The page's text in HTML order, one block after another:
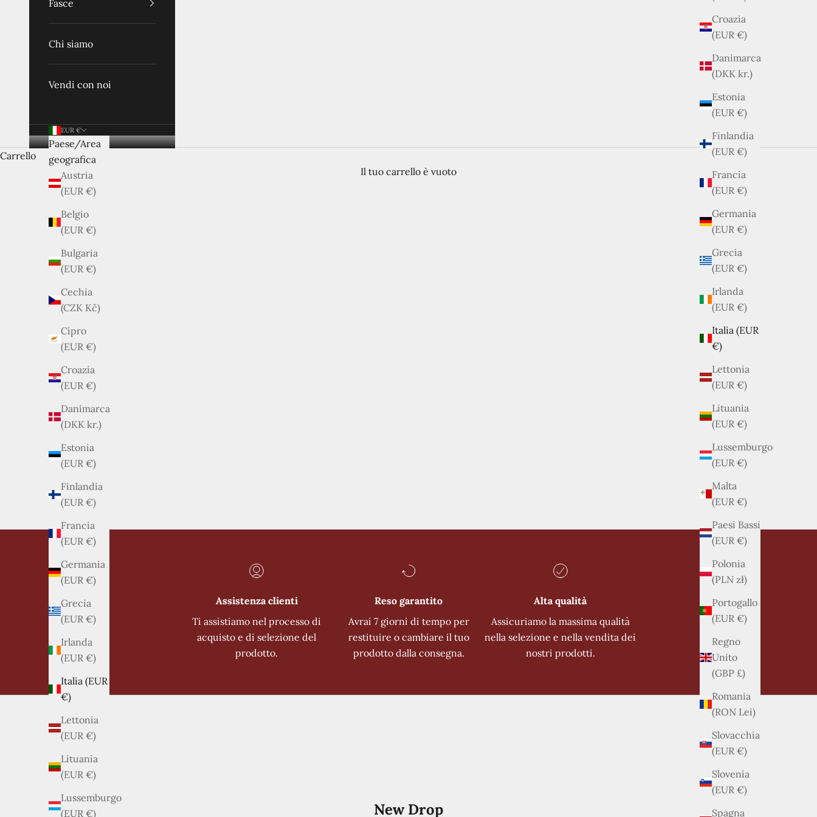
Croazia
(EUR €)
Danimarca
(DKK kr.)
Estonia
(EUR €)
Finlandia
(EUR €)
Francia
(EUR €)
Germania
(EUR €)
Grecia
(EUR €)
Irlanda
(EUR €)
Italia (EUR
€)
Lettonia
(EUR €)
Lituania
(EUR €)
Lussemburgo
(EUR €)
Malta
(EUR €)
Paesi Bassi
(EUR €)
Polonia
(PLN zł)
Portogallo
(EUR €)
Regno
Unito
(GBP £)
Romania
(RON Lei)
Slovacchia
(EUR €)
Slovenia
(EUR €)
Spagna
Fasce
Chi siamo
Vendi con noi
EUR €
Paese/Area
geografica
Austria
(EUR €)
Belgio
(EUR €)
Bulgaria
(EUR €)
Cechia
(CZK Kč)
Cipro
(EUR €)
Croazia
(EUR €)
Danimarca
(DKK kr.)
Estonia
(EUR €)
Finlandia
(EUR €)
Francia
(EUR €)
Germania
(EUR €)
Grecia
(EUR €)
Irlanda
(EUR €)
Italia (EUR
€)
Lettonia
(EUR €)
Lituania
(EUR €)
Lussemburgo
(EUR €)
Carrello
Il tuo carrello è vuoto
Ogni pezzo è accuratamente verificato e selezionato: diamo valore alla sostenibilità senza rinunciare al prestigio delle grandi maison. Acquistare preloved significa
Assistenza clienti
Ti assistiamo nel processo di
acquisto e di selezione del
prodotto.
Reso garantito
Avrai 7 giorni di tempo per
restituire o cambiare il tuo
prodotto dalla consegna.
Alta qualità
Assicuriamo la massima qualità
nella selezione e nella vendita dei
nostri prodotti.
New Drop